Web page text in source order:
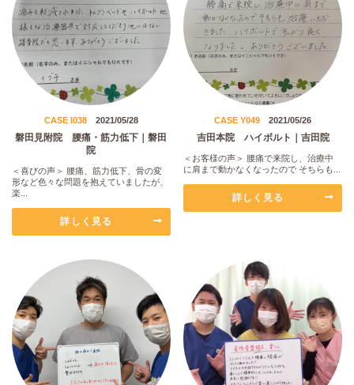
CASE I038 2021/05/28
磐田見附院 腰痛・筋力低下｜磐田
院
＜喜びの声＞ 腰痛、筋力低下、骨の変
形など色々な問題を抱えていましたが、
楽...
詳しく見る
CASE Y049 2021/05/26
吉田本院 ハイボルト｜吉田院
＜お客様の声＞ 腰痛で来院し、治療中
に肩まで動かなくなったので そちらも...
詳しく見る